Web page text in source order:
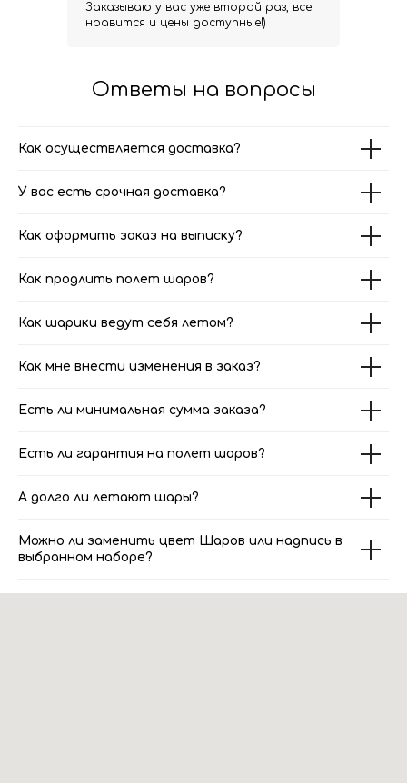
Заказываю у вас уже второй раз, все
нравится и цены доступные!)
Ответы на вопросы
Как осуществляется доставка?
У вас есть срочная доставка?
Как оформить заказ на выписку?
Как продлить полет шаров?
Как шарики ведут себя летом?
Как мне внести изменения в заказ?
Есть ли минимальная сумма заказа?
Есть ли гарантия на полет шаров?
А долго ли летают шары?
Можно ли заменить цвет Шаров или надпись в
выбранном наборе?